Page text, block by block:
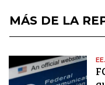
MÁS DE LA